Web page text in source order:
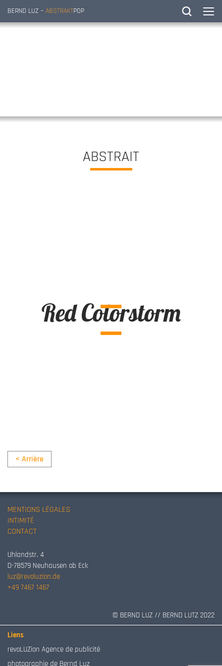
BERND LUZ – ABSTRAKTPOP
ABSTRAIT
Red Colorstorm
< Arrière
MENTIONS LÉGALES
INTIMITÉ
CONTACT
Uhlandstr. 4
D-78579 Neuhausen ob Eck
luz@revoluzion.de
+49 7467 1467
© BERND LUZ // BERND LUTZ 2022
Liens
revoLUZion Agence de publicité
photographie de Bernd Luz